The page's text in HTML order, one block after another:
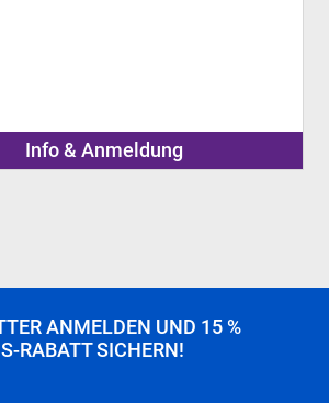
Info & Anmeldung
ANMELDEN UND 15 %
RABATT SICHERN!